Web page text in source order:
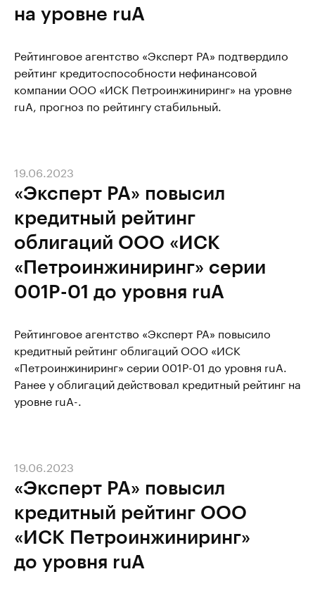
на уровне ruA
Рейтинговое агентство «Эксперт РА» подтвердило
рейтинг кредитоспособности нефинансовой
компании ООО «ИСК Петроинжиниринг» на уровне
ruA, прогноз по рейтингу стабильный.
«Эксперт РА» повысил
кредитный рейтинг
облигаций ООО «ИСК
«Петроинжиниринг» серии
001P-01 до уровня ruA
19.06.2023
Рейтинговое агентство «Эксперт РА» повысило
кредитный рейтинг облигаций ООО «ИСК
«Петроинжиниринг» серии 001P-01 до уровня ruA.
Ранее у облигаций действовал кредитный рейтинг на
уровне ruA-.
«Эксперт РА» повысил
кредитный рейтинг ООО
«ИСК Петроинжиниринг»
до уровня ruA
19.06.2023